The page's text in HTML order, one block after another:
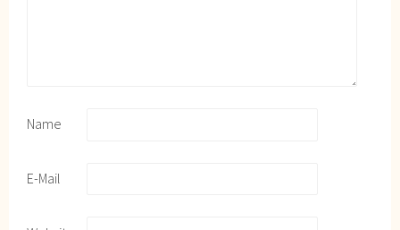
Name
E-Mail